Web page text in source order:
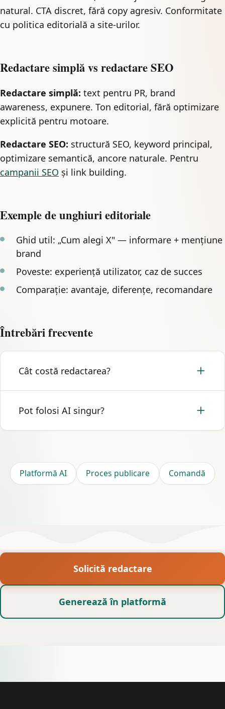
natural. CTA discret, fără copy agresiv. Conformitate
cu politica editorială a site-urilor.
Redactare simplă vs redactare SEO
Redactare simplă: text pentru PR, brand
awareness, expunere. Ton editorial, fără optimizare
explicită pentru motoare.
Redactare SEO: structură SEO, keyword principal,
optimizare semantică, ancore naturale. Pentru
campanii SEO și link building.
Exemple de unghiuri editoriale
Ghid util: „Cum alegi X" — informare + mențiune
brand
Poveste: experiență utilizator, caz de succes
Comparație: avantaje, diferențe, recomandare
Întrebări frecvente
Cât costă redactarea?
Redactare full-service: preț la cerere.
Vezi pachetele
și
Pot folosi AI singur?
Platformă AI Proces publicare Comandă
Solicită redactare
Generează în platformă